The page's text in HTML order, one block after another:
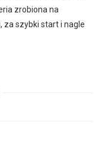
zrobiona na
za szybki start i nagle